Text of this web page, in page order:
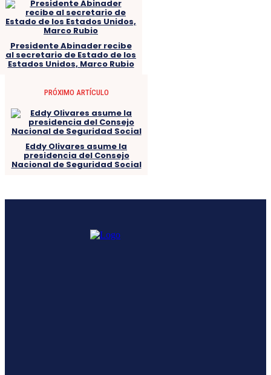
Presidente Abinader recibe
al secretario de Estado de los
Estados Unidos, Marco Rubio
PRÓXIMO ARTÍCULO
Eddy Olivares asume la
presidencia del Consejo
Nacional de Seguridad Social